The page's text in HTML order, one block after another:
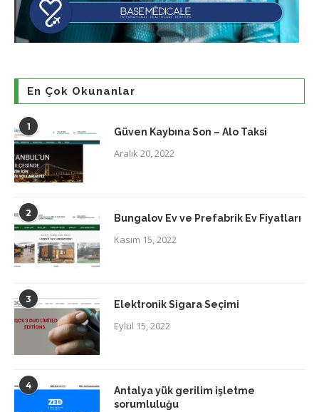
En Çok Okunanlar
1 Güven Kaybına Son – Alo Taksi
Aralık 20, 2022
2 Bungalov Ev ve Prefabrik Ev Fiyatları
Kasım 15, 2022
3 Elektronik Sigara Seçimi
Eylül 15, 2022
4
Antalya yük gerilim işletme
sorumluluğu